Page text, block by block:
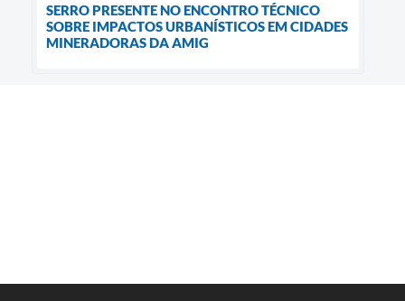
SERRO PRESENTE NO ENCONTRO TÉCNICO
SOBRE IMPACTOS URBANÍSTICOS EM CIDADES
MINERADORAS DA AMIG